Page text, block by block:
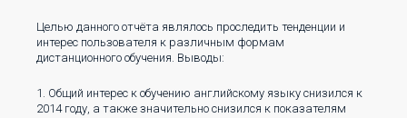
Целью данного отчёта являлось проследить тенденции и
интерес пользователя к различным формам
дистанционного обучения. Выводы:
1. Общий интерес к обучению английскому языку снизился к
2014 году, а также значительно снизился к показателям